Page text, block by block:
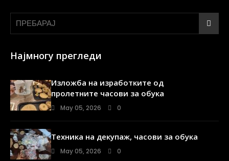
Најмногу прегледи
Изложба на изработките од
пролетните часови за обука
May 05, 2026 0
Техника на декупаж, часови за обука
May 05, 2026 0